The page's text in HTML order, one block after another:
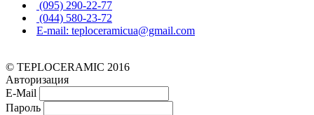
(095) 290-22-77
(044) 580-23-72
E-mail: teploceramicua@gmail.com
© TEPLOCERAMIC 2016
Авторизация
E-Mail
Пароль